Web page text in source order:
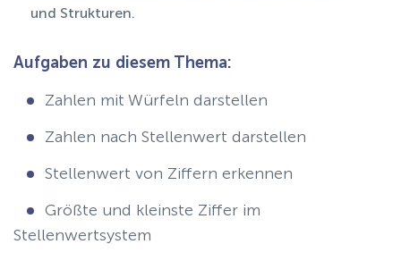
und Strukturen.
Aufgaben zu diesem Thema:
Zahlen mit Würfeln darstellen
Zahlen nach Stellenwert darstellen
Stellenwert von Ziffern erkennen
Größte und kleinste Ziffer im
Stellenwertsystem